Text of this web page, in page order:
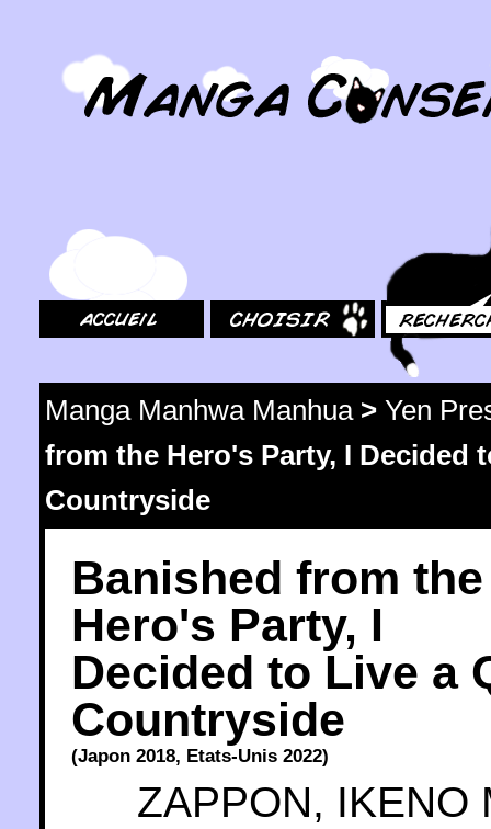
Manga Manhwa Manhua> Yen
from the Hero's Party, I Decided
Countryside
Banished from the
Hero's Party, I
Decided to Live a
Countryside
(Japon 2018, Etats-Unis 2022)
ZAPPON, IKENO